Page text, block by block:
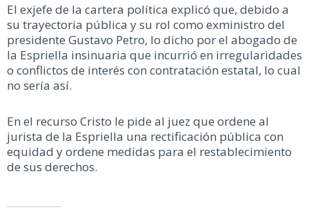
El exjefe de la cartera política explicó que, debido a
su trayectoria pública y su rol como exministro del
presidente Gustavo Petro, lo dicho por el abogado de
la Espriella insinuaria que incurrió en irregularidades
o conflictos de interés con contratación estatal, lo cual
no sería así.
En el recurso Cristo le pide al juez que ordene al
jurista de la Espriella una rectificación pública con
equidad y ordene medidas para el restablecimiento
de sus derechos.